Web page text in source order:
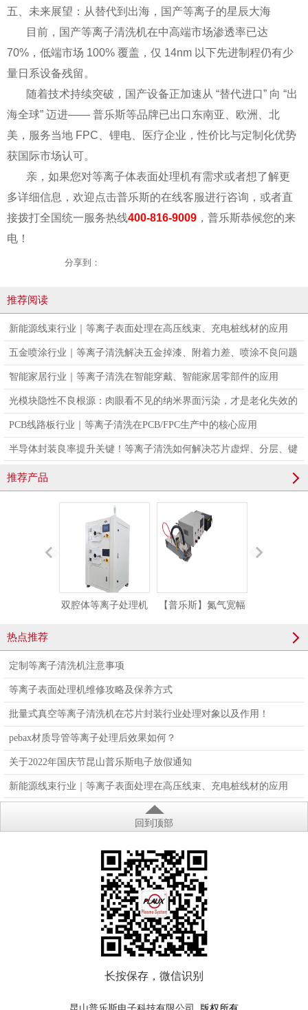
五、未来展望：从替代到出海，国产等离子的星辰大海
目前，国产等离子清洗机在中高端市场渗透率已达
70%，低端市场 100% 覆盖，仅 14nm 以下先进制程仍有少
量日系设备残留。
随着技术持续突破，国产设备正加速从 “替代进口” 向 “出
海全球” 迈进—— 普乐斯等品牌已出口东南亚、欧洲、北
美，服务当地 FPC、锂电、医疗企业，性价比与定制化优势
获国际市场认可。
亲，如果您对等离子体表面处理机有需求或者想了解更
多详细信息，欢迎点击普乐斯的在线客服进行咨询，或者直
接拨打全国统一服务热线400-816-9009 ，普乐斯恭候您的来
电！
分享到：
推荐阅读
新能源线束行业｜等离子表面处理在高压线束、充电桩线材的应用
五金喷涂行业｜等离子清洗解决五金掉漆、附着力差、喷涂不良问题
智能家居行业｜等离子清洗在智能穿戴、智能家居零部件的应用
光模块隐性不良根源：肉眼看不见的纳米界面污染，才是老化失效的
真凶
PCB线路板行业｜等离子清洗在PCB/FPC生产中的核心应用
半导体封装良率提升关键！等离子清洗如何解决芯片虚焊、分层、键
合不良问题
推荐产品
双腔体等离子处理机
PLAUX-JY-60LS
【普乐斯】氮气宽幅
110LNLN PM-
热点推荐
定制等离子清洗机注意事项
等离子表面处理机维修攻略及保养方式
批量式真空等离子清洗机在芯片封装行业处理对象以及作用！
pebax材质导管等离子处理后效果如何？
关于2022年国庆节昆山普乐斯电子放假通知
新能源线束行业｜等离子表面处理在高压线束、充电桩线材的应用
回到顶部
长按保存，微信识别
版权所有